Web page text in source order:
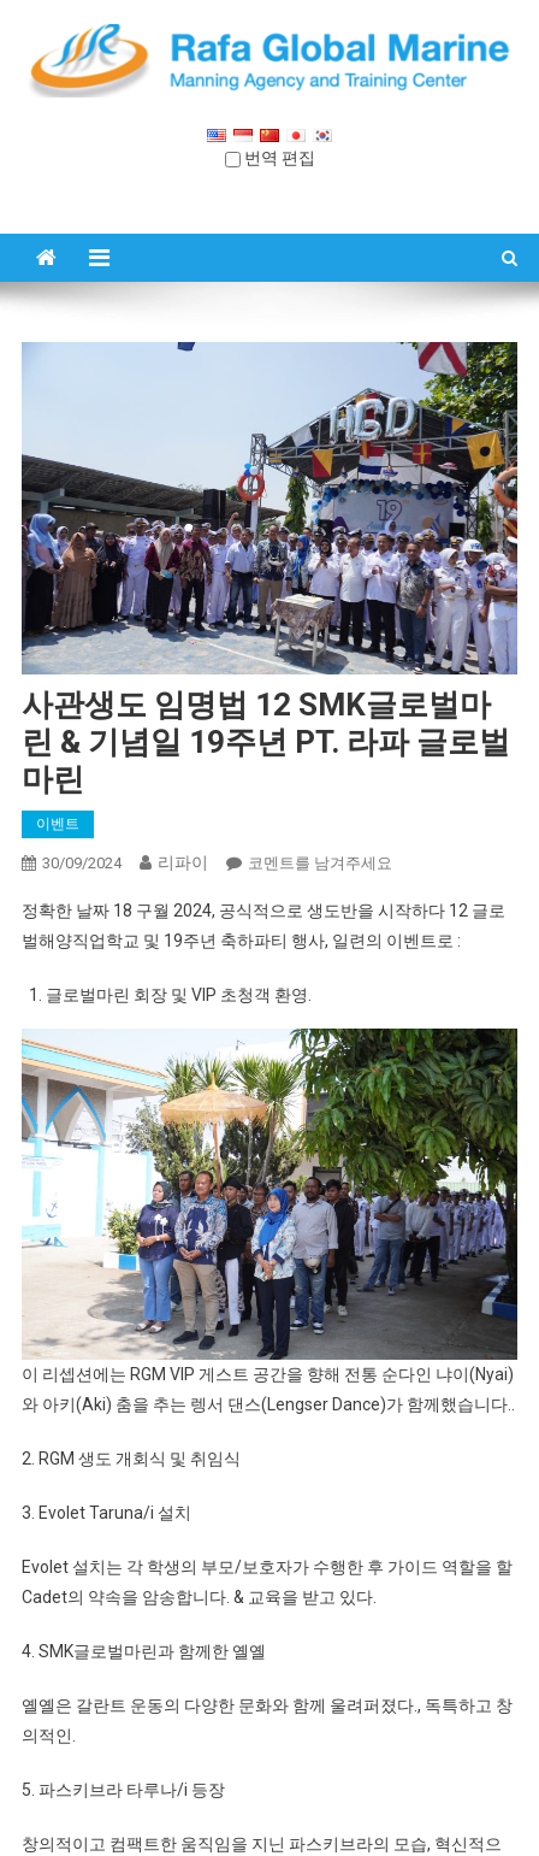
라파 글로벌 마린
번역 편집
사관생도 임명법 12 SMK글로벌마
린 & 기념일 19주년 PT. 라파 글로벌
마린
이벤트
30/09/2024 리파이 코멘트를 남겨주세요
임
명
한
법
률/i
법
12
SMK
글
로
벌
마
린
기
념
일
파
린
정확한 날짜 18 구월 2024, 공식적으로 생도반을 시작하다 12 글로
벌해양직업학교 및 19주년 축하파티 행사, 일련의 이벤트로 :
글로벌마린 회장 및 VIP 초청객 환영.
이 리셉션에는 RGM VIP 게스트 공간을 향해 전통 순다인 냐이(Nyai)
와 아키(Aki) 춤을 추는 렝서 댄스(Lengser Dance)가 함께했습니다..
2. RGM 생도 개회식 및 취임식
3. Evolet Taruna/i 설치
Evolet 설치는 각 학생의 부모/보호자가 수행한 후 가이드 역할을 할
Cadet의 약속을 암송합니다. & 교육을 받고 있다.
4. SMK글로벌마린과 함께한 옐옐
옐옐은 갈란트 운동의 다양한 문화와 함께 울려퍼졌다., 독특하고 창
의적인.
5. 파스키브라 타루나/i 등장
창의적이고 컴팩트한 움직임을 지닌 파스키브라의 모습, 혁신적으